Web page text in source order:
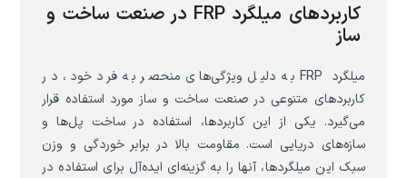
کاربردهای میلگرد FRP در صنعت ساخت و
ساز
میلگرد FRP به دلیل ویژگی‌های منحصر به فرد خود، در
کاربردهای متنوعی در صنعت ساخت و ساز مورد استفاده قرار
می‌گیرد. یکی از این کاربردها، استفاده در ساخت پل‌ها و
سازه‌های دریایی است. مقاومت بالا در برابر خوردگی و وزن
سبک این میلگردها، آنها را به گزینه‌ای ایده‌آل برای استفاده در